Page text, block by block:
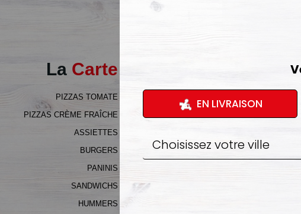
La Carte
PIZZAS TOMATE
PIZZAS CRÈME FRAÎCHE
ASSIETTES
BURGERS
PANINIS
SANDWICHS
HUMMERS